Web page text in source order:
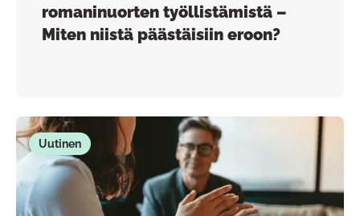
romaninuorten työllistämistä –
Miten niistä päästäisiin eroon?
Uutinen